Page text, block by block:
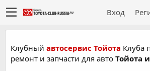
Вход
Клубный автосервис Тойота Клуба
ремонт и запчасти для авто Тойота